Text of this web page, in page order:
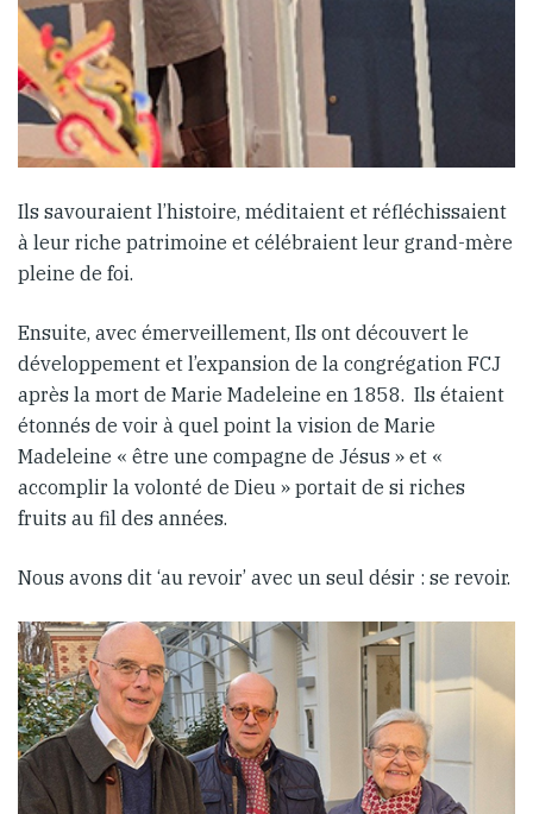
Ils savouraient l’histoire, méditaient et réfléchissaient
à leur riche patrimoine et célébraient leur grand-mère
pleine de foi.
Ensuite, avec émerveillement, Ils ont découvert le
développement et l’expansion de la congrégation FCJ
après la mort de Marie Madeleine en 1858. Ils étaient
étonnés de voir à quel point la vision de Marie
Madeleine « être une compagne de Jésus » et «
accomplir la volonté de Dieu » portait de si riches
fruits au fil des années.
Nous avons dit ‘au revoir’ avec un seul désir : se revoir.